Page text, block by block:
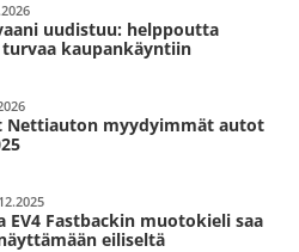
uudistuu: helppoutta
kaupankäyntiin
Nettiauton myydyimmät autot
EV4 Fastbackin muotokieli saa
eiliseltä